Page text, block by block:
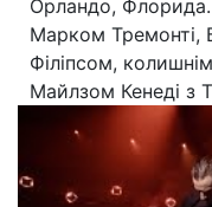
Орландо, Флорида.
Марком
Філіпсом,
Майлзом Кенеді з